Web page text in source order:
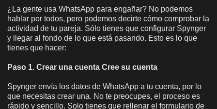
¿La gente usa WhatsApp para engañar? No podemos
hablar por todos, pero podemos decirte cómo comprobar la
actividad de tu pareja. Sólo tienes que configurar Spynger
y llegar al fondo de lo que está pasando. Esto es lo que
tienes que hacer:
Paso 1. Crear una cuenta Cree su cuenta
Spynger envía los datos de WhatsApp a tu cuenta, por lo
que necesitas crear una. No te preocupes, el proceso es
rápido y sencillo. Solo tienes que rellenar el formulario de